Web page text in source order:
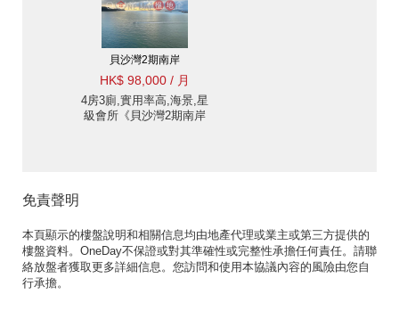
貝沙灣2期南岸
HK$ 98,000 / 月
4房3廁,實用率高,海景,星
級會所《貝沙灣2期南岸
免責聲明
本頁顯示的樓盤說明和相關信息均由地產代理或業主或第三方提供的
樓盤資料。OneDay不保證或對其準確性或完整性承擔任何責任。請聯
絡放盤者獲取更多詳細信息。您訪問和使用本協議內容的風險由您自
行承擔。